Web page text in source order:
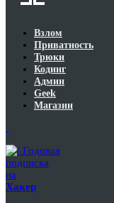
Взлом
Приватность
Трюки
Кодинг
Админ
Geek
Магазин
Годовая
подписка
на
Хакер